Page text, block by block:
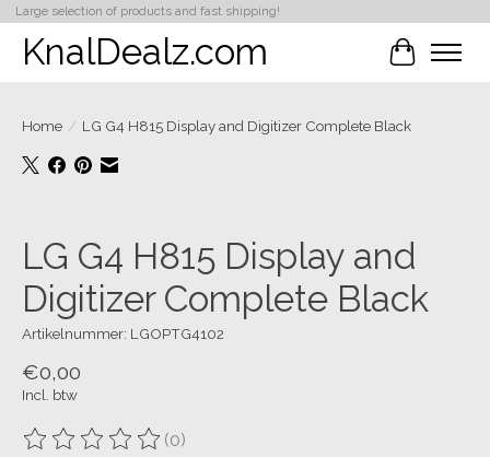
Large selection of products and fast shipping!
KnalDealz.com
Home / LG G4 H815 Display and Digitizer Complete Black
LG G4 H815 Display and
Digitizer Complete Black
Artikelnummer: LGOPTG4102
€0,00
Incl. btw
De beoordeling van dit product is
(0)